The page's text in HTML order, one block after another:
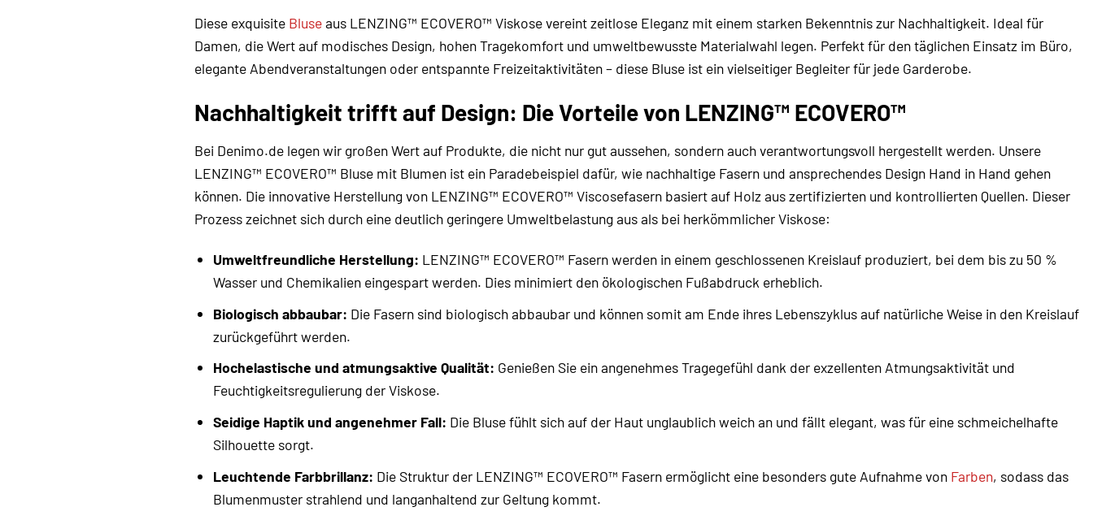
Diese exquisite Bluseaus LENZING™ ECOVERO™ Viskose vereint zeitlose Eleganz mit einem starken Bekenntnis zur Nachhaltigkeit. Ideal für
Damen, die Wert auf modisches Design, hohen Tragekomfort und umweltbewusste Materialwahl legen. Perfekt für den täglichen Einsatz im Büro,
elegante Abendveranstaltungen oder entspannte Freizeitaktivitäten – diese Bluse ist ein vielseitiger Begleiter für jede Garderobe.
Nachhaltigkeit trifft auf Design: Die Vorteile von LENZING™ ECOVERO™
Bei Denimo.de legen wir großen Wert auf Produkte, die nicht nur gut aussehen, sondern auch verantwortungsvoll hergestellt werden. Unsere
LENZING™ ECOVERO™ Bluse mit Blumen ist ein Paradebeispiel dafür, wie nachhaltige Fasern und ansprechendes Design Hand in Hand gehen
können. Die innovative Herstellung von LENZING™ ECOVERO™ Viscosefasern basiert auf Holz aus zertifizierten und kontrollierten Quellen. Dieser
Prozess zeichnet sich durch eine deutlich geringere Umweltbelastung aus als bei herkömmlicher Viskose:
Umweltfreundliche Herstellung: LENZING™ ECOVERO™ Fasern werden in einem geschlossenen Kreislauf produziert, bei dem bis zu 50 %
Wasser und Chemikalien eingespart werden. Dies minimiert den ökologischen Fußabdruck erheblich.
Biologisch abbaubar: Die Fasern sind biologisch abbaubar und können somit am Ende ihres Lebenszyklus auf natürliche Weise in den Kreislauf
zurückgeführt werden.
Hochelastische und atmungsaktive Qualität: Genießen Sie ein angenehmes Tragegefühl dank der exzellenten Atmungsaktivität und
Feuchtigkeitsregulierung der Viskose.
Seidige Haptik und angenehmer Fall: Die Bluse fühlt sich auf der Haut unglaublich weich an und fällt elegant, was für eine schmeichelhafte
Silhouette sorgt.
Leuchtende Farbbrillanz: Die Struktur der LENZING™ ECOVERO™ Fasern ermöglicht eine besonders gute Aufnahme von Farben, sodass das
Blumenmuster strahlend und langanhaltend zur Geltung kommt.